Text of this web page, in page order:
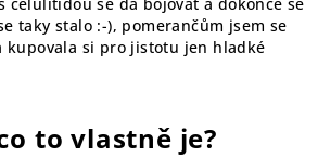
taky stalo :-), pomerančům jsem se
kupovala si pro jistotu jen hladké
to vlastně je?